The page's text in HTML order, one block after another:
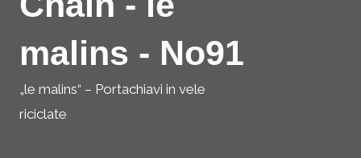
malins - No91
„le malins“ – Portachiavi in vele
riciclate